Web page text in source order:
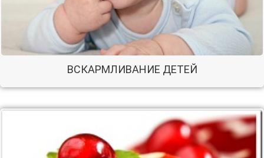
ВСКАРМЛИВАНИЕ ДЕТЕЙ